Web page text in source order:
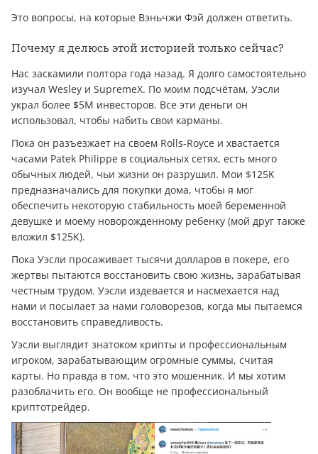
Это вопросы, на которые Вэньчжи Фэй должен ответить.
Почему я делюсь этой историей только сейчас?
Нас заскамили полтора года назад. Я долго самостоятельно
изучал Wesley и SupremeX. По моим подсчётам, Уэсли
украл более $5M инвесторов. Все эти деньги он
использовал, чтобы набить свои карманы.
Пока он разъезжает на своем Rolls-Royce и хвастается
часами Patek Philippe в социальных сетях, есть много
обычных людей, чьи жизни он разрушил. Мои $125K
предназначались для покупки дома, чтобы я мог
обеспечить некоторую стабильность моей беременной
девушке и моему новорожденному ребенку (мой друг также
вложил $125K).
Пока Уэсли просаживает тысячи долларов в покере, его
жертвы пытаются восстановить свою жизнь, зарабатывая
честным трудом. Уэсли издевается и насмехается над
нами и посылает за нами головорезов, когда мы пытаемся
восстановить справедливость.
Уэсли выглядит знатоком крипты и профессиональным
игроком, зарабатывающим огромные суммы, считая
карты. Но правда в том, что это мошенник. И мы хотим
разоблачить его. Он вообще не профессиональный
криптотрейдер.